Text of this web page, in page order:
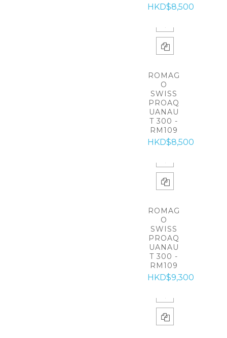
HKD$8,500
ROMAG
O
SWISS
PROAQ
UANAU
T 300 -
RM109
HKD$8,500
ROMAG
O
SWISS
PROAQ
UANAU
T 300 -
RM109
HKD$9,300